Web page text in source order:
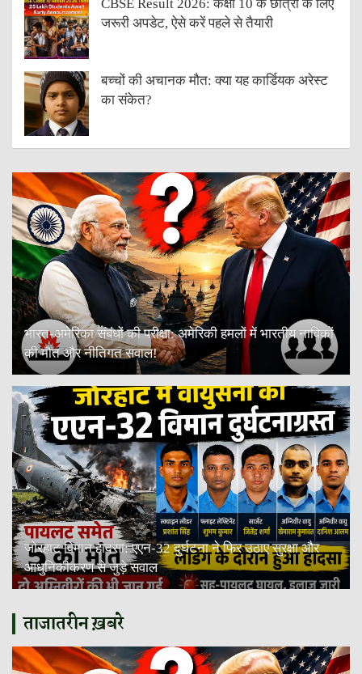
CBSE Result 2026: कक्षा 10 के छात्रों के लिए
जरूरी अपडेट, ऐसे करें पहले से तैयारी
बच्चों की अचानक मौत: क्या यह कार्डियक अरेस्ट
का संकेत?
भारत-अमेरिका संबंधों की परीक्षा: अमेरिकी हमलों में भारतीय नाविकों
की मौत और नीतिगत सवाल!
जोरहाट विमान हादसा: एएन-32 दुर्घटना ने फिर उठाए सुरक्षा और
आधुनिकीकरण से जुड़े सवाल
ताजातरीन ख़बरे